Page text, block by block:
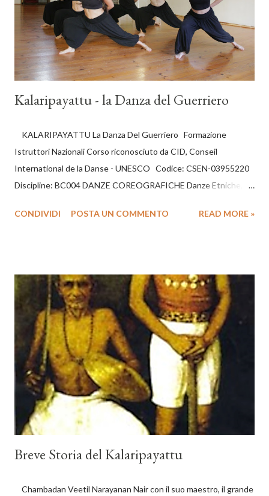
Kalaripayattu - la Danza del Guerriero
KALARIPAYATTU La Danza Del Guerriero Formazione
Istruttori Nazionali Corso riconosciuto da CID, Conseil
International de la Danse - UNESCO Codice: CSEN-03955220
Discipline: BC004 DANZE COREOGRAFICHE Danze Etniche,
Dance e danze tradizionali varie. CERTIFICAZIONI Ogni 150
previsti fino a dieci livelli - totale 1500 ore. Dopo il primo biennio,
dopo aver sostenuto un esame teorico-pratico, verranno
rilasciati il tesserino tecnico CSEN e il diploma di istruttore
Nazionale di primo livello. Sono previsti anche diplomi di secondo
e terzo livello. REQUISITI Per partecipare occorre aver una
esperienza almeno biennale, certificata di una o più delle
seguenti discipline: - ...
CONDIVIDI POSTA UN COMMENTO READ MORE »
Breve Storia del Kalaripayattu
Chambadan Veetil Narayanan Nair con il suo maestro, il grande